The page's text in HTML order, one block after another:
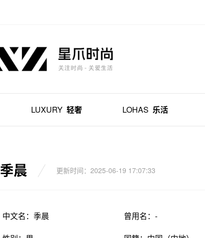
LUXURY 轻奢 LOHAS 乐活
季晨 更新时间：2025-06-19 17:07:33
中文名：季晨 曾用名：-